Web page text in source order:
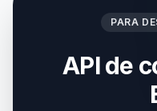
PARA
API de